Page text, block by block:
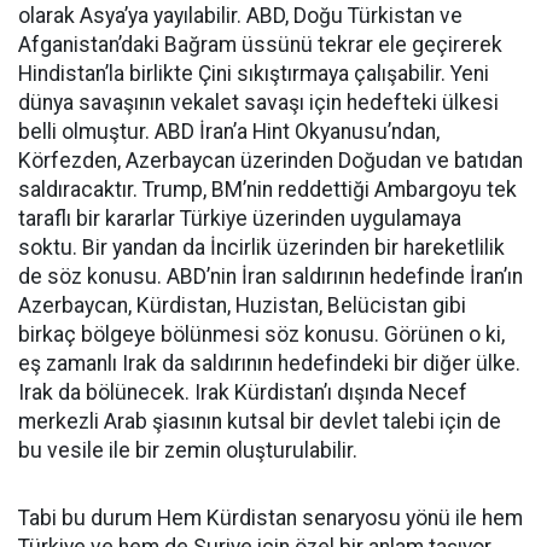
olarak Asya’ya yayılabilir. ABD, Doğu Türkistan ve
Afganistan’daki Bağram üssünü tekrar ele geçirerek
Hindistan’la birlikte Çini sıkıştırmaya çalışabilir. Yeni
dünya savaşının vekalet savaşı için hedefteki ülkesi
belli olmuştur. ABD İran’a Hint Okyanusu’ndan,
Körfezden, Azerbaycan üzerinden Doğudan ve batıdan
saldıracaktır. Trump, BM’nin reddettiği Ambargoyu tek
taraflı bir kararlar Türkiye üzerinden uygulamaya
soktu. Bir yandan da İncirlik üzerinden bir hareketlilik
de söz konusu. ABD’nin İran saldırının hedefinde İran’ın
Azerbaycan, Kürdistan, Huzistan, Belücistan gibi
birkaç bölgeye bölünmesi söz konusu. Görünen o ki,
eş zamanlı Irak da saldırının hedefindeki bir diğer ülke.
Irak da bölünecek. Irak Kürdistan’ı dışında Necef
merkezli Arab şiasının kutsal bir devlet talebi için de
bu vesile ile bir zemin oluşturulabilir.
Tabi bu durum Hem Kürdistan senaryosu yönü ile hem